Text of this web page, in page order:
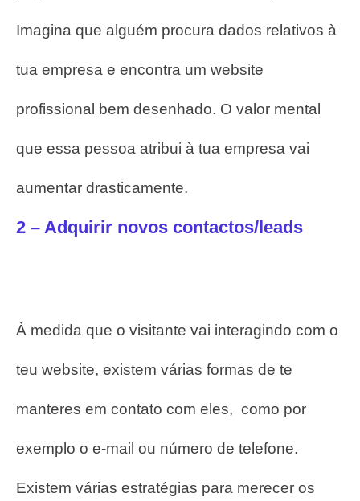
Imagina que alguém procura dados relativos à
tua empresa e encontra um website
profissional bem desenhado. O valor mental
que essa pessoa atribui à tua empresa vai
aumentar drasticamente.
2 – Adquirir novos contactos/leads
À medida que o visitante vai interagindo com o
teu website, existem várias formas de te
manteres em contato com eles, como por
exemplo o e-mail ou número de telefone.
Existem várias estratégias para merecer os